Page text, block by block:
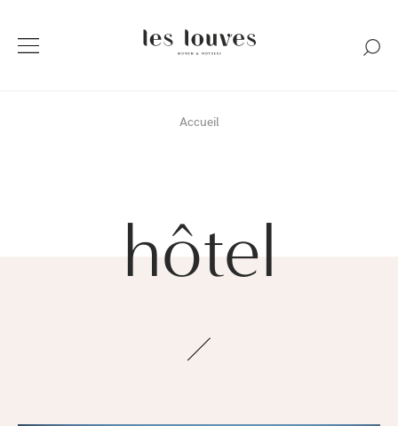
Accueil
hôtel